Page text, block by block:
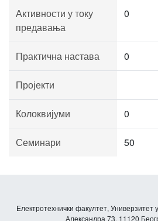
Активности у току
предавања
0
Практична настава 0
Пројекти
Колоквијуми 0
Семинари 50
Електротехнички факултет,
Александра 73, 11120